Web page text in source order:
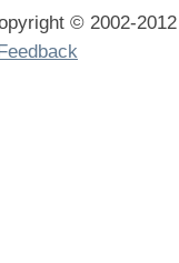
© 2002-2012